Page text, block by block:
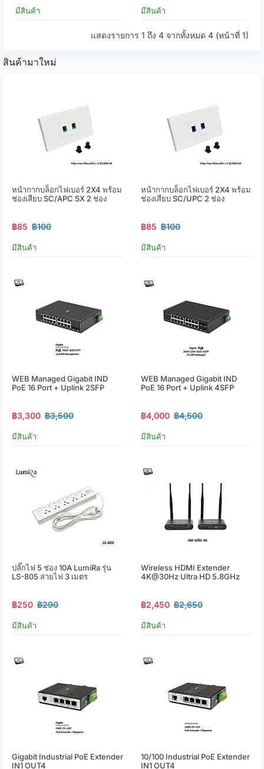
มีสินค้า มีสินค้า
แสดงรายการ 1 ถึง 4 จากทั้งหมด 4 (หน้าที่ 1)
สินค้ามาใหม่
หน้ากากบล็อกไฟเบอร์ 2X4 พร้อม
ช่องเสียบ SC/APC SX 2 ช่อง
฿85 ฿100
มีสินค้า
หน้ากากบล็อกไฟเบอร์ 2X4 พร้อม
ช่องเสียบ SC/UPC 2 ช่อง
฿85 ฿100
มีสินค้า
WEB Managed Gigabit IND
PoE 16 Port + Uplink 2SFP
฿3,300 ฿3,500
มีสินค้า
WEB Managed Gigabit IND
PoE 16 Port + Uplink 4SFP
฿4,000 ฿4,500
มีสินค้า
ปลั๊กไฟ 5 ช่อง 10A LumiRa รุ่น
LS-805 สายไฟ 3 เมตร
฿250 ฿290
มีสินค้า
Wireless HDMI Extender
4K@30Hz Ultra HD 5.8GHz
฿2,450 ฿2,650
มีสินค้า
Gigabit Industrial PoE Extender
IN1 OUT4
10/100 Industrial PoE Extender
IN1 OUT4